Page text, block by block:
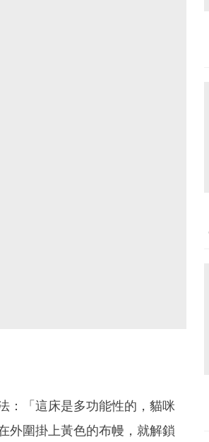
：「這床是多功能性的，貓咪
外圍掛上黃色的布幔，就解鎖